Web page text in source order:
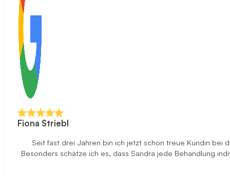
Fiona Striebl
Seit fast drei Jahren bin ich jetzt schon treue Kundin bei
Besonders schätze ich es, dass Sandra jede Behandlung